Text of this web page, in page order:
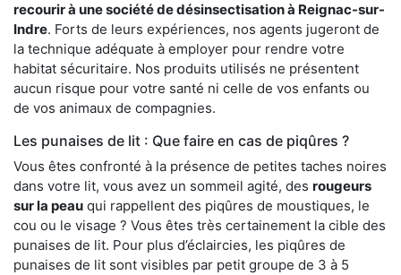
recourir à une société de désinsectisation à Reignac-sur-
Indre. Forts de leurs expériences, nos agents jugeront de
la technique adéquate à employer pour rendre votre
habitat sécuritaire. Nos produits utilisés ne présentent
aucun risque pour votre santé ni celle de vos enfants ou
de vos animaux de compagnies.
Les punaises de lit : Que faire en cas de piqûres ?
Vous êtes confronté à la présence de petites taches noires
dans votre lit, vous avez un sommeil agité, des rougeurs
sur la peau qui rappellent des piqûres de moustiques, le
cou ou le visage ? Vous êtes très certainement la cible des
punaises de lit. Pour plus d’éclaircies, les piqûres de
punaises de lit sont visibles par petit groupe de 3 à 5